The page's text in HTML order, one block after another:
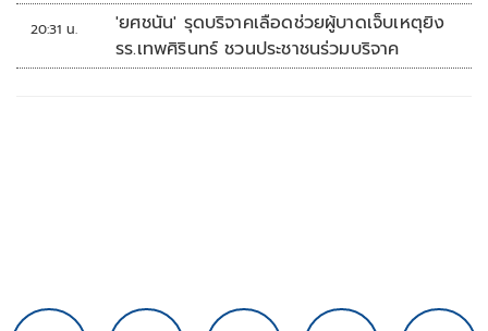
20:31 น.
'ยศชนัน' รุดบริจาคเลือดช่วยผู้บาดเจ็บเหตุยิง
รร.เทพศิรินทร์ ชวนประชาชนร่วมบริจาค